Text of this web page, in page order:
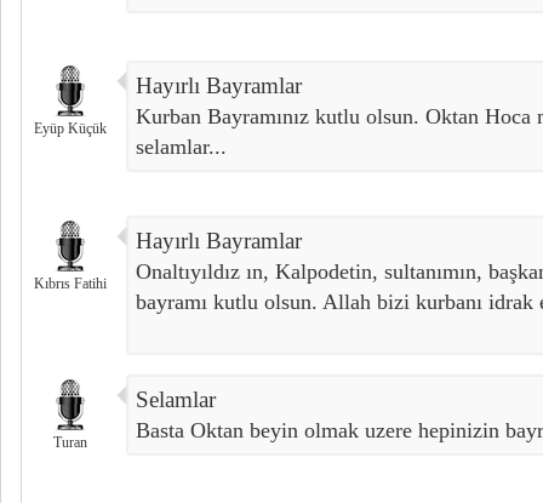
Eyüp Küçük
Hayırlı Bayramlar
Kurban Bayramınız kutlu olsun. Oktan Hoca
selamlar...
Kıbrıs Fatihi
Hayırlı Bayramlar
Onaltıyıldız ın, Kalpodetin, sultanımın,
bayramı kutlu olsun. Allah bizi kurbanı idrak
Turan
Selamlar
Basta Oktan beyin olmak uzere hepinizin